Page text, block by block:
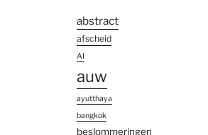
abstract
afscheid
AI
auw
ayutthaya
bangkok
beslommeringen